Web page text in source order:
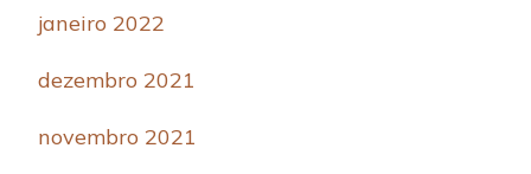
janeiro 2022
dezembro 2021
novembro 2021